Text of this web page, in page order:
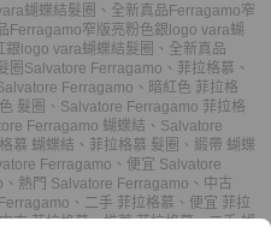
蝴蝶結髮圈 、 全新真品Ferragamo窄
Ferragamo窄版亮粉色銀logo vara蝴
logo vara蝴蝶結髮圈 、 全新真品
圈 Salvatore Ferragamo 、 菲拉格慕 、
Ferragamo 、 暗紅色 菲拉格
髮圈 、 Salvatore Ferragamo 菲拉格
Ferragamo 蝴蝶結 、 Salvatore
慕 蝴蝶結 、 菲拉格慕 髮圈 、 緞帶 蝴蝶
Ferragamo 、 便宜 Salvatore
、 熱門 Salvatore Ferragamo 、 中古
、 二手 菲拉格慕 、 便宜 菲拉
中古 菲拉格慕、推薦 菲拉格慕、二手 蝴